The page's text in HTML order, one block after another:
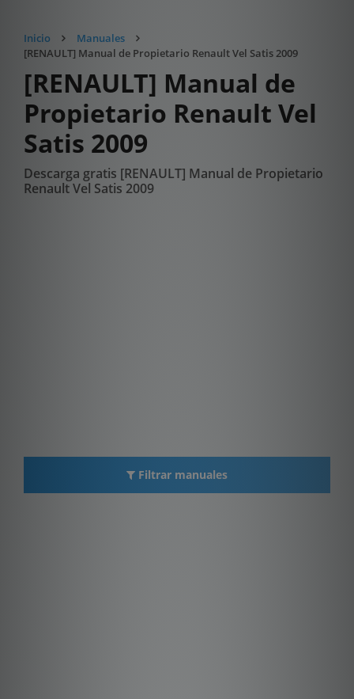
Inicio
Manuales
[RENAULT] Manual de Propietario Renault Vel Satis 2009
[RENAULT] Manual de
Propietario Renault Vel
Satis 2009
Descarga gratis [RENAULT] Manual de Propietario
Renault Vel Satis 2009
Filtrar manuales